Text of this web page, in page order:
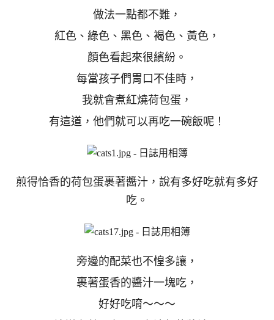
做法一點都不難，
紅色、綠色、黑色、褐色、黃色，
顏色看起來很繽紛。
每當孩子們胃口不佳時，
我就會煮紅燒荷包蛋，
有這道，他們就可以再吃一碗飯呢！
煎得恰香的荷包蛋裹著醬汁，說有多好吃就有多好
吃。
旁邊的配菜也不惶多讓，
裹著蛋香的醬汁一塊吃，
好好吃唷～～～